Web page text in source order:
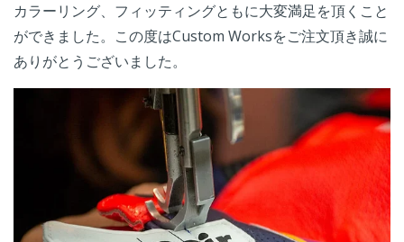
カラーリング、フィッティングともに大変満足を頂くこと
ができました。この度はCustom Worksをご注文頂き誠に
ありがとうございました。